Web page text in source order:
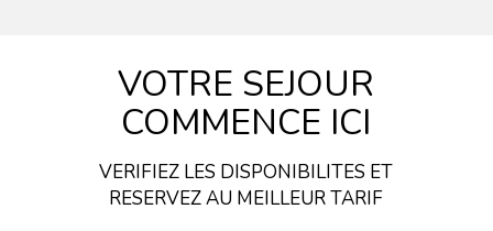
VOTRE SEJOUR
COMMENCE ICI
VERIFIEZ LES DISPONIBILITES ET
RESERVEZ AU MEILLEUR TARIF